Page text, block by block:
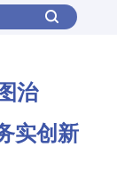
治
实创新